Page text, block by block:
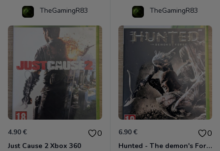
TheGamingR83
4.90 € 0
Just Cause 2 Xbox 360
TheGamingR83
6.90 € 0
Hunted - The demon's Forge Xbox 360 (Complet CIB)